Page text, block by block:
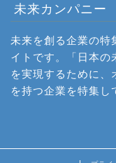
未来カンパニー
未来を創る企業の特
イトです。「日本の
を実現するために、
を持つ企業を特集し